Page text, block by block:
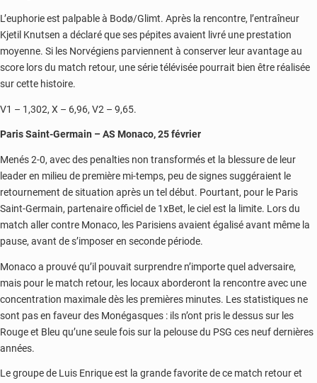
L’euphorie est palpable à Bodø/Glimt. Après la rencontre, l’entraîneur
Kjetil Knutsen a déclaré que ses pépites avaient livré une prestation
moyenne. Si les Norvégiens parviennent à conserver leur avantage au
score lors du match retour, une série télévisée pourrait bien être réalisée
sur cette histoire.
V1 – 1,302, X – 6,96, V2 – 9,65.
Paris Saint-Germain – AS Monaco, 25 février
Menés 2-0, avec des penalties non transformés et la blessure de leur
leader en milieu de première mi-temps, peu de signes suggéraient le
retournement de situation après un tel début. Pourtant, pour le Paris
Saint-Germain, partenaire officiel de 1xBet, le ciel est la limite. Lors du
match aller contre Monaco, les Parisiens avaient égalisé avant même la
pause, avant de s’imposer en seconde période.
Monaco a prouvé qu’il pouvait surprendre n’importe quel adversaire,
mais pour le match retour, les locaux aborderont la rencontre avec une
concentration maximale dès les premières minutes. Les statistiques ne
sont pas en faveur des Monégasques : ils n’ont pris le dessus sur les
Rouge et Bleu qu’une seule fois sur la pelouse du PSG ces neuf dernières
années.
Le groupe de Luis Enrique est la grande favorite de ce match retour et